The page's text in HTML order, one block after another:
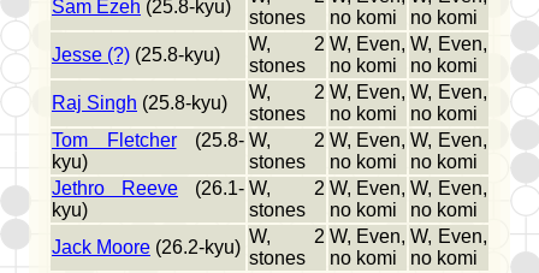
Sam Ezeh (25.8-kyu)
stones
no komi
no komi
Jesse (?) (25.8-kyu)
W, 2
stones
W, Even,
no komi
W, Even,
no komi
Raj Singh (25.8-kyu)
W, 2
stones
W, Even,
no komi
W, Even,
no komi
Tom Fletcher(25.8-
kyu)
W, 2
stones
W, Even,
no komi
W, Even,
no komi
Jethro Reeve (26.1-
kyu)
W, 2
stones
W, Even,
no komi
W, Even,
no komi
Jack Moore (26.2-kyu)
W, 2
stones
W, Even,
no komi
W, Even,
no komi